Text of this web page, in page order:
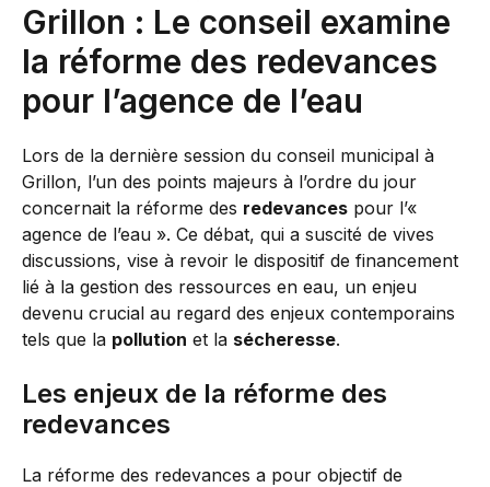
Grillon : Le conseil examine
la réforme des redevances
pour l’agence de l’eau
Lors de la dernière session du conseil municipal à
Grillon, l’un des points majeurs à l’ordre du jour
concernait la réforme des redevances pour l’«
agence de l’eau ». Ce débat, qui a suscité de vives
discussions, vise à revoir le dispositif de financement
lié à la gestion des ressources en eau, un enjeu
devenu crucial au regard des enjeux contemporains
tels que la pollution et la sécheresse.
Les enjeux de la réforme des
redevances
La réforme des redevances a pour objectif de